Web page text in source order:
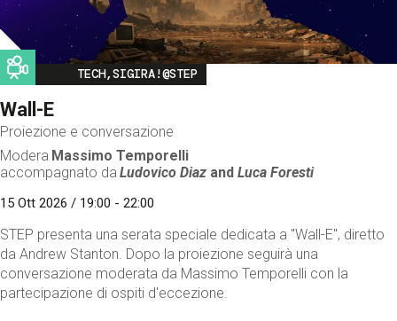
Image
TECH,SIGIRA!@STEP
Wall-E
Proiezione e conversazione
Modera Massimo Temporelli
accompagnato da Ludovico Diaz andLuca Foresti
15 Ott 2026 / 19:00 - 22:00
STEP presenta una serata speciale dedicata a "Wall-E", diretto
da Andrew Stanton. Dopo la proiezione seguirà una
conversazione moderata da Massimo Temporelli con la
partecipazione di ospiti d'eccezione.